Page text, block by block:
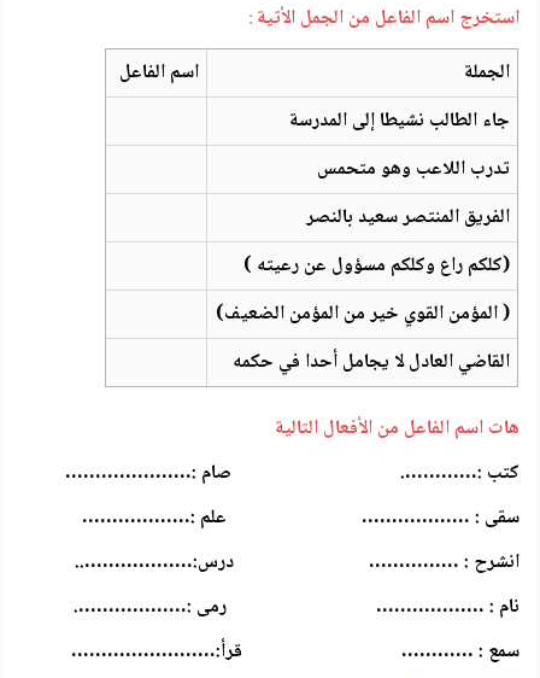
استخرج اسم الفاعل من الجمل الأتية:
الجملة
اسم الفاعل
جاء الطالب نشيطا إلى المدرسة
تدرب اللاعب وهو متحمس
الفريق المنتصر سعيد بالنصر
(كلكم راع وكلكم مسؤول عن رعيته )
( المؤمن القوي خير من المؤمن الضعيف)
القاضي العادل لا يجامل أحدا في حكمه
هات اسم الفاعل من الأفعال التالية
كتب :…………. صام :…………………
سقى : ……………… علم :………………
انشرح : …………… درس:………………..
نام : ……………… رمى :……………….
سمع : ………… قرأ:……………………